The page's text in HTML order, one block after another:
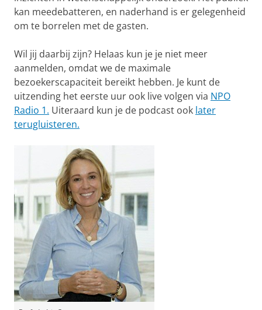
kan meedebatteren, en naderhand is er gelegenheid
om te borrelen met de gasten.
Wil jij daarbij zijn? Helaas kun je je niet meer
aanmelden, omdat we de maximale
bezoekerscapaciteit bereikt hebben. Je kunt de
uitzending het eerste uur ook live volgen via NPO
Radio 1. Uiteraard kun je de podcast ook later
terugluisteren.